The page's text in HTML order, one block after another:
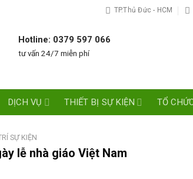
TP.Thủ Đức - HCM
Hotline: 0379 597 066
tư vấn 24/7 miễn phí
DỊCH VỤ THIẾT BỊ SỰ KIỆN TỔ
SỰ KIỆN
lễ nhà giáo Việt Nam